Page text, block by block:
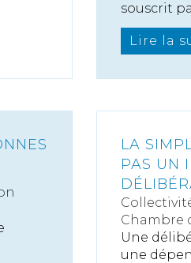
souscrit
Lire la
LA
PAS UN
Chambre
Une
une